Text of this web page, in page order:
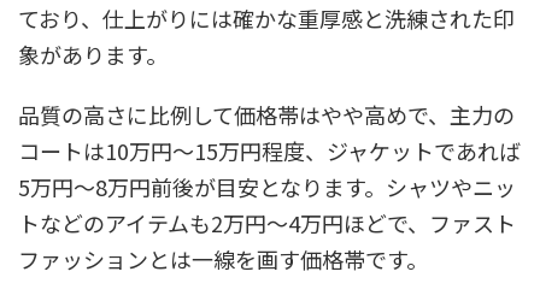
ており、仕上がりには確かな重厚感と洗練された印
象があります。
品質の高さに比例して価格帯はやや高めで、主力の
コートは10万円〜15万円程度、ジャケットであれば
5万円〜8万円前後が目安となります。シャツやニッ
トなどのアイテムも2万円〜4万円ほどで、ファスト
ファッションとは一線を画す価格帯です。